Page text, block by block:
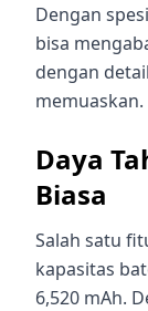
Dengan
bisa
dengan
memuaskan.
Daya
Biasa
Salah satu
kapasitas
6,520 mAh.